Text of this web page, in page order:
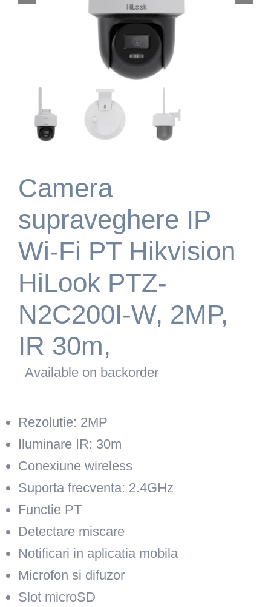
Camera
supraveghere IP
Wi-Fi PT Hikvision
HiLook PTZ-
N2C200I-W, 2MP,
IR 30m,
Available on backorder
Rezolutie: 2MP
Iluminare IR: 30m
Conexiune wireless
Suporta frecventa: 2.4GHz
Functie PT
Detectare miscare
Notificari in aplicatia mobila
Microfon si difuzor
Slot microSD